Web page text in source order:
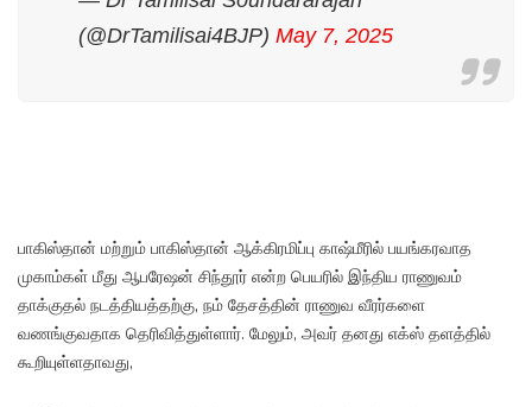
(@DrTamilisai4BJP) May 7, 2025
பாகிஸ்தான் மற்றும் பாகிஸ்தான் ஆக்கிரமிப்பு காஷ்மீரில் பயங்கரவாத
முகாம்கள் மீது ஆபரேஷன் சிந்தூர் என்ற பெயரில் இந்திய ராணுவம்
தாக்குதல் நடத்தியத்தற்கு, நம் தேசத்தின் ராணுவ வீரர்களை
வணங்குவதாக தெரிவித்துள்ளார். மேலும், அவர் தனது எக்ஸ் தளத்தில்
கூறியுள்ளதாவது,